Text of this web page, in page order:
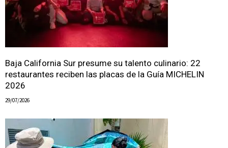
Baja California Sur presume su talento culinario: 22
restaurantes reciben las placas de la Guía MICHELIN
2026
29/07/2026